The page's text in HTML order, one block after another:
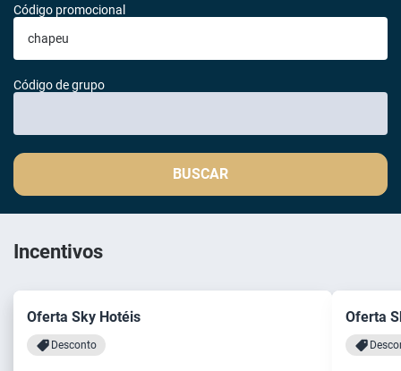
Código promocional
Código de grupo
BUSCAR
Incentivos
Oferta Sky Hotéis
Desconto
Oferta